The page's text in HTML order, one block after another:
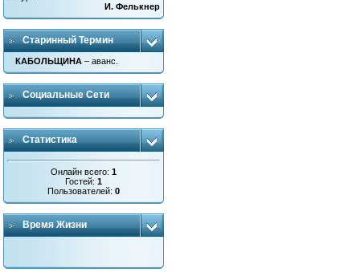
И. Фелькнер
Старинный Термин
КАБОЛЬЩИНА – аванс.
Социальные Сети
Статистика
Онлайн всего:1
Гостей:1
Пользователей:0
Время Жизни